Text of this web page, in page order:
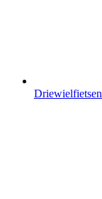
Driewielfietsen